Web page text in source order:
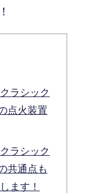
ラシック
点火装置
ラシック
共通点も
ます！